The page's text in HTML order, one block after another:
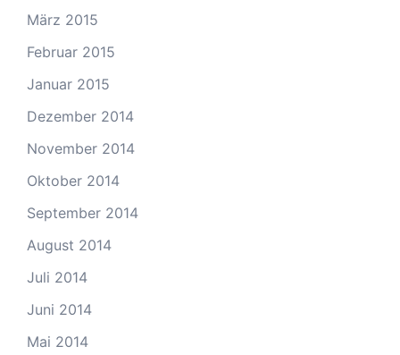
März 2015
Februar 2015
Januar 2015
Dezember 2014
November 2014
Oktober 2014
September 2014
August 2014
Juli 2014
Juni 2014
Mai 2014